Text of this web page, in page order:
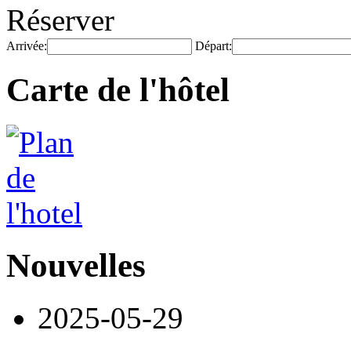
Réserver
Arrivée: Départ:
Carte de l'hôtel
Nouvelles
2025-05-29